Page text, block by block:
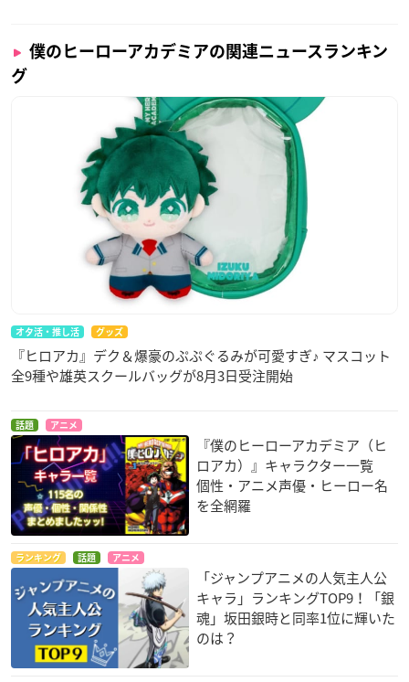
僕のヒーローアカデミアの関連ニュースランキン
グ
オタ活・推し活 グッズ
『ヒロアカ』デク＆爆豪のぷぷぐるみが可愛すぎ♪ マスコット
全9種や雄英スクールバッグが8月3日受注開始
話題 アニメ
『僕のヒーローアカデミア（ヒ
ロアカ）』キャラクター一覧
個性・アニメ声優・ヒーロー名
を全網羅
ランキング 話題 アニメ
「ジャンプアニメの人気主人公
キャラ」ランキングTOP9！「銀
魂」坂田銀時と同率1位に輝いた
のは？